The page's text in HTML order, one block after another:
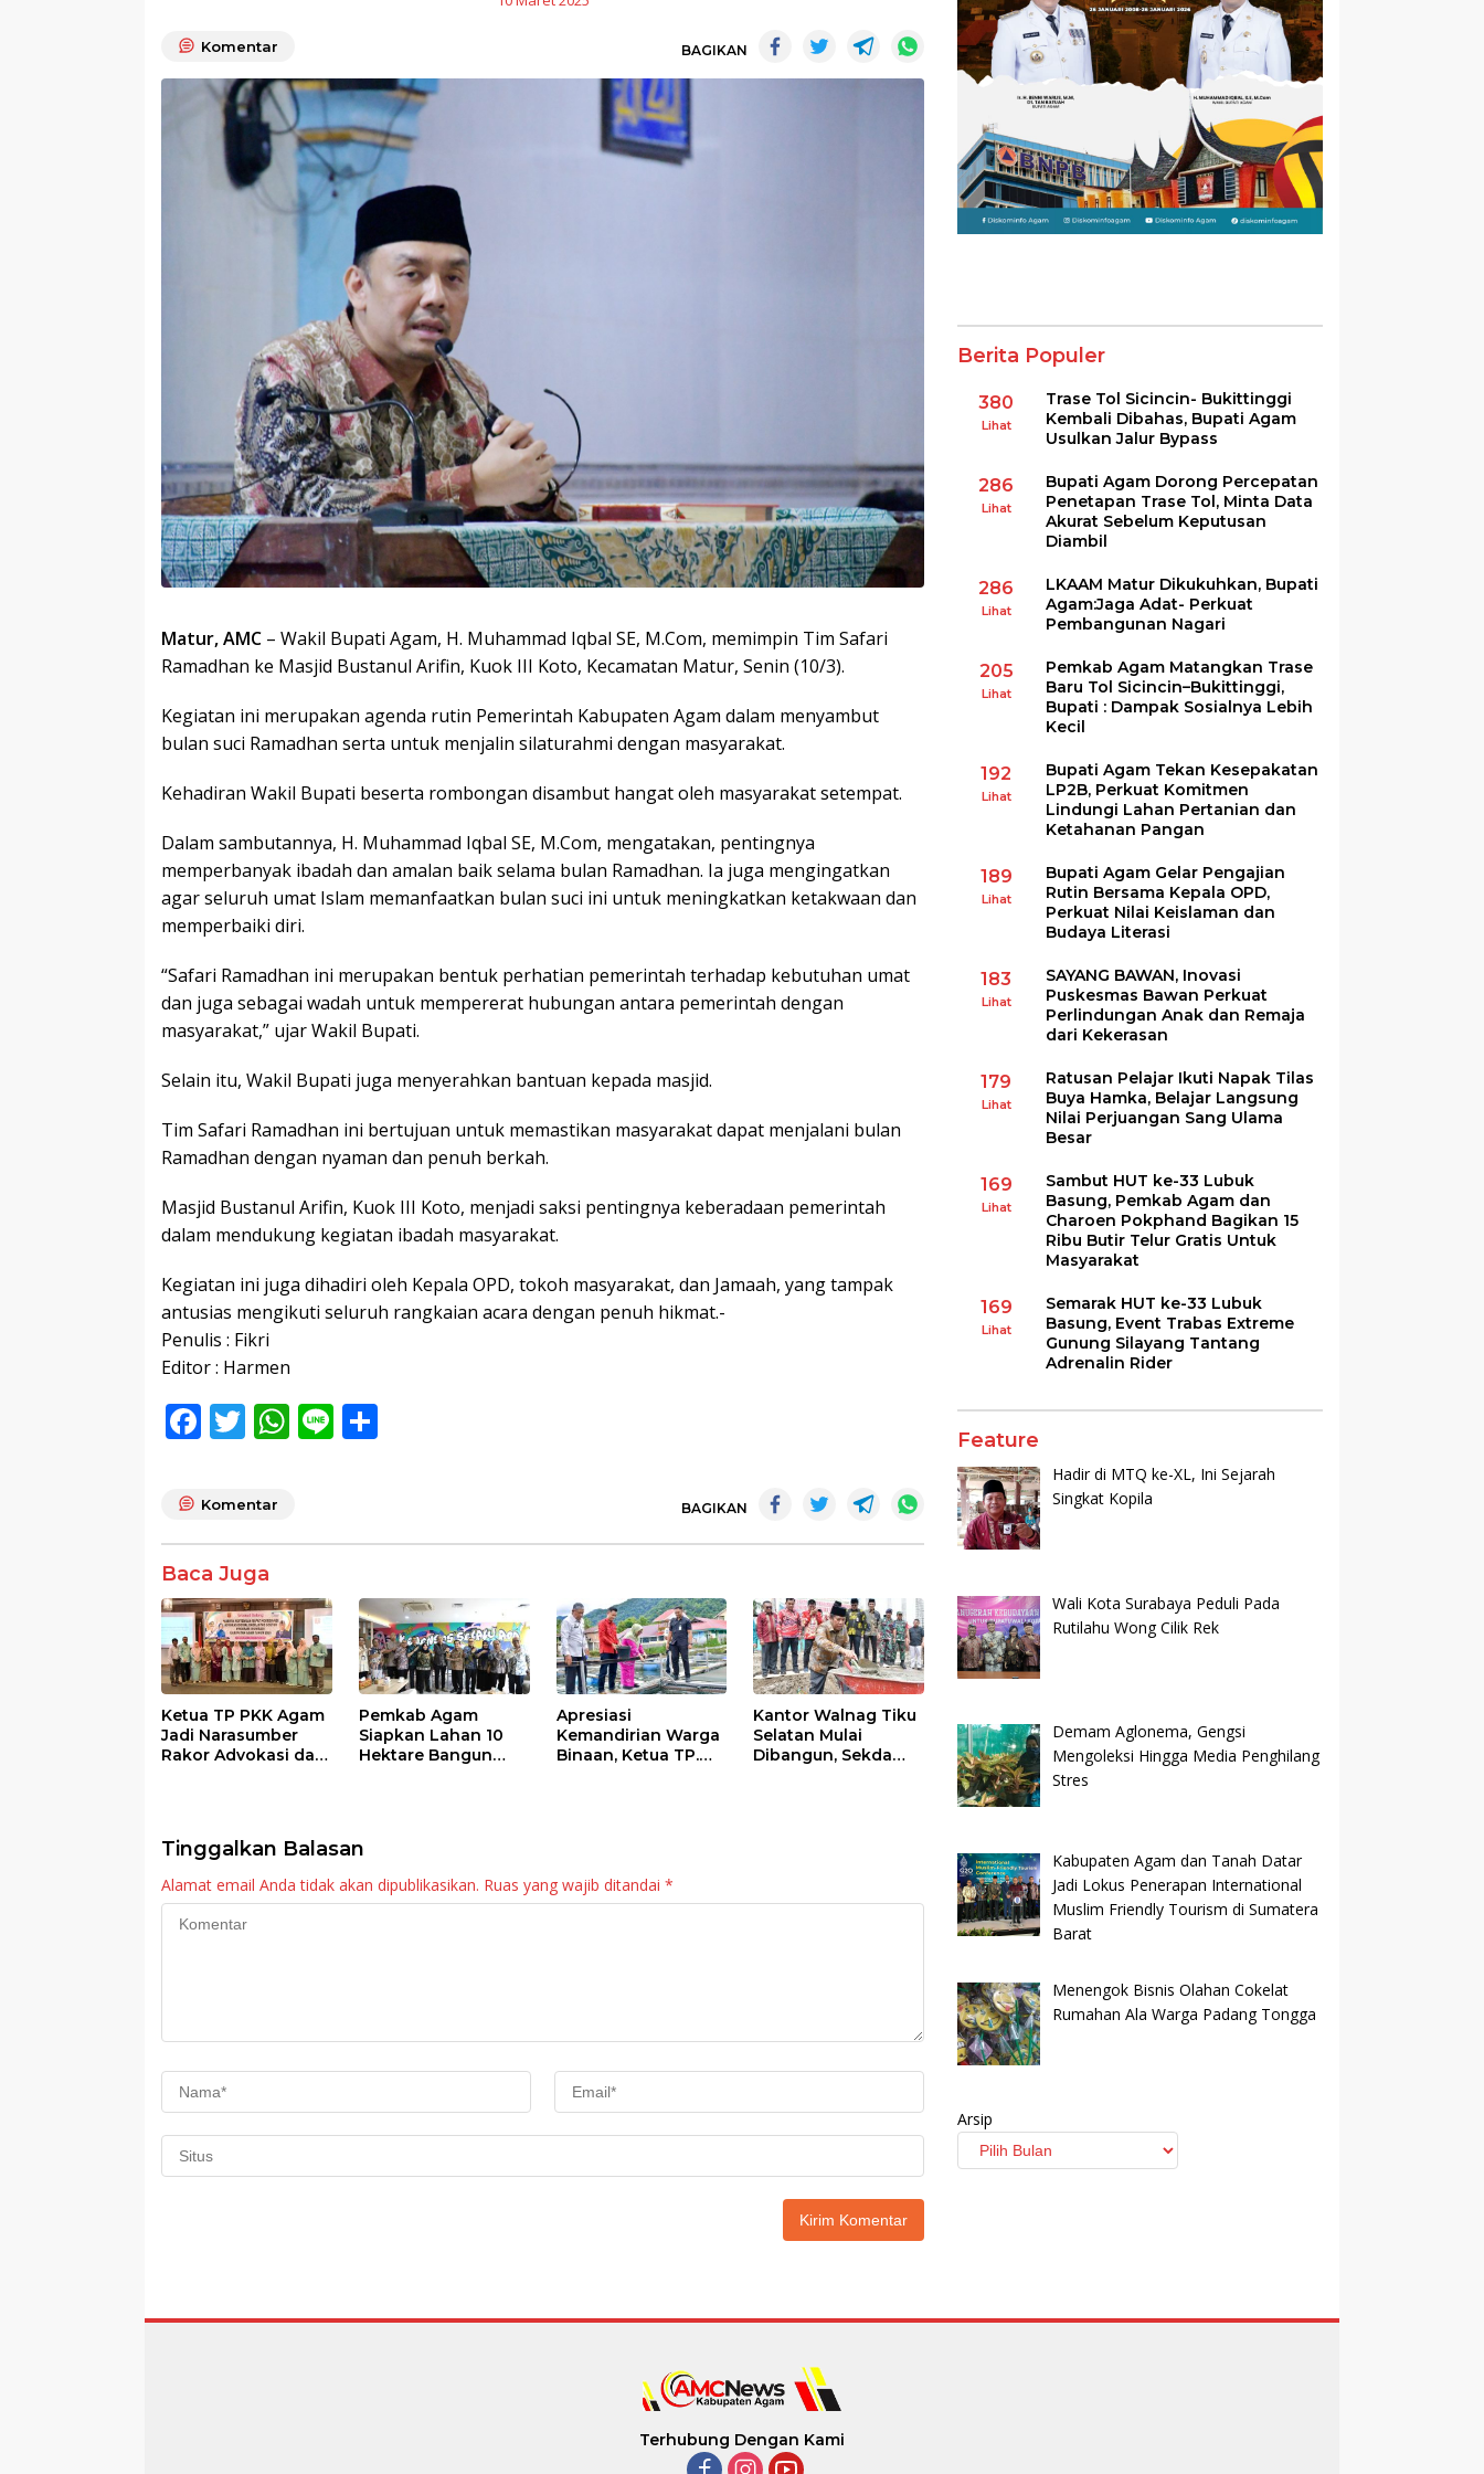
Komentar BAGIKAN
Matur, AMC – Wakil Bupati Agam, H. Muhammad Iqbal SE, M.Com, memimpin Tim Safari
Ramadhan ke Masjid Bustanul Arifin, Kuok III Koto, Kecamatan Matur, Senin (10/3).
Kegiatan ini merupakan agenda rutin Pemerintah Kabupaten Agam dalam menyambut
bulan suci Ramadhan serta untuk menjalin silaturahmi dengan masyarakat.
Kehadiran Wakil Bupati beserta rombongan disambut hangat oleh masyarakat setempat.
Dalam sambutannya, H. Muhammad Iqbal SE, M.Com, mengatakan, pentingnya
memperbanyak ibadah dan amalan baik selama bulan Ramadhan. Ia juga mengingatkan
agar seluruh umat Islam memanfaatkan bulan suci ini untuk meningkatkan ketakwaan dan
memperbaiki diri.
“Safari Ramadhan ini merupakan bentuk perhatian pemerintah terhadap kebutuhan umat
dan juga sebagai wadah untuk mempererat hubungan antara pemerintah dengan
masyarakat,” ujar Wakil Bupati.
Selain itu, Wakil Bupati juga menyerahkan bantuan kepada masjid.
Tim Safari Ramadhan ini bertujuan untuk memastikan masyarakat dapat menjalani bulan
Ramadhan dengan nyaman dan penuh berkah.
Masjid Bustanul Arifin, Kuok III Koto, menjadi saksi pentingnya keberadaan pemerintah
dalam mendukung kegiatan ibadah masyarakat.
Kegiatan ini juga dihadiri oleh Kepala OPD, tokoh masyarakat, dan Jamaah, yang tampak
antusias mengikuti seluruh rangkaian acara dengan penuh hikmat.-
Penulis : Fikri
Editor : Harmen
F
e
o
o
k
T
itt
W
p
p
Li
Komentar BAGIKAN
Baca Juga
Ketua TP PKK Agam
Jadi Narasumber
Rakor Advokasi dan
Pemkab Agam
Siapkan Lahan 10
Hektare Bangun
Apresiasi
Kemandirian Warga
Binaan, Ketua TP.
Kantor Walnag Tiku
Selatan Mulai
Dibangun, Sekda
Tinggalkan Balasan
Alamat email Anda tidak akan dipublikasikan. Ruas yang wajib ditandai *
Berita Populer
380
Lihat
Trase Tol Sicincin- Bukittinggi
Kembali Dibahas, Bupati Agam
Usulkan Jalur Bypass
286
Lihat
Bupati Agam Dorong Percepatan
Penetapan Trase Tol, Minta Data
Akurat Sebelum Keputusan
Diambil
286
Lihat
LKAAM Matur Dikukuhkan, Bupati
Agam:Jaga Adat- Perkuat
Pembangunan Nagari
205
Lihat
Pemkab Agam Matangkan Trase
Baru Tol Sicincin–Bukittinggi,
Bupati : Dampak Sosialnya Lebih
Kecil
192
Lihat
Bupati Agam Tekan Kesepakatan
LP2B, Perkuat Komitmen
Lindungi Lahan Pertanian dan
Ketahanan Pangan
189
Lihat
Bupati Agam Gelar Pengajian
Rutin Bersama Kepala OPD,
Perkuat Nilai Keislaman dan
Budaya Literasi
183
Lihat
SAYANG BAWAN, Inovasi
Puskesmas Bawan Perkuat
Perlindungan Anak dan Remaja
dari Kekerasan
179
Lihat
Ratusan Pelajar Ikuti Napak Tilas
Buya Hamka, Belajar Langsung
Nilai Perjuangan Sang Ulama
Besar
169
Lihat
Sambut HUT ke-33 Lubuk
Basung, Pemkab Agam dan
Charoen Pokphand Bagikan 15
Ribu Butir Telur Gratis Untuk
Masyarakat
169
Lihat
Semarak HUT ke-33 Lubuk
Basung, Event Trabas Extreme
Gunung Silayang Tantang
Adrenalin Rider
Feature
Hadir di MTQ ke-XL, Ini Sejarah
Singkat Kopila
Wali Kota Surabaya Peduli Pada
Rutilahu Wong Cilik Rek
Demam Aglonema, Gengsi
Mengoleksi Hingga Media Penghilang
Stres
Kabupaten Agam dan Tanah Datar
Jadi Lokus Penerapan International
Muslim Friendly Tourism di Sumatera
Barat
Menengok Bisnis Olahan Cokelat
Rumahan Ala Warga Padang Tongga
Arsip
Terhubung Dengan Kami